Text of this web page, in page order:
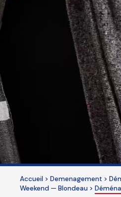
Accueil > Demenagement >
Weekend — Blondeau >